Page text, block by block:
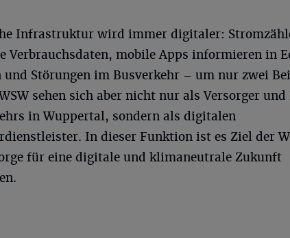
Infrastruktur wird immer digitaler:
Verbrauchsdaten, mobile Apps informieren in
und Störungen im Busverkehr – um nur zwei
sehen sich aber nicht nur als Versorger
in Wuppertal, sondern als digitalen
In dieser Funktion ist es Ziel der
für eine digitale und klimaneutrale Zukunft